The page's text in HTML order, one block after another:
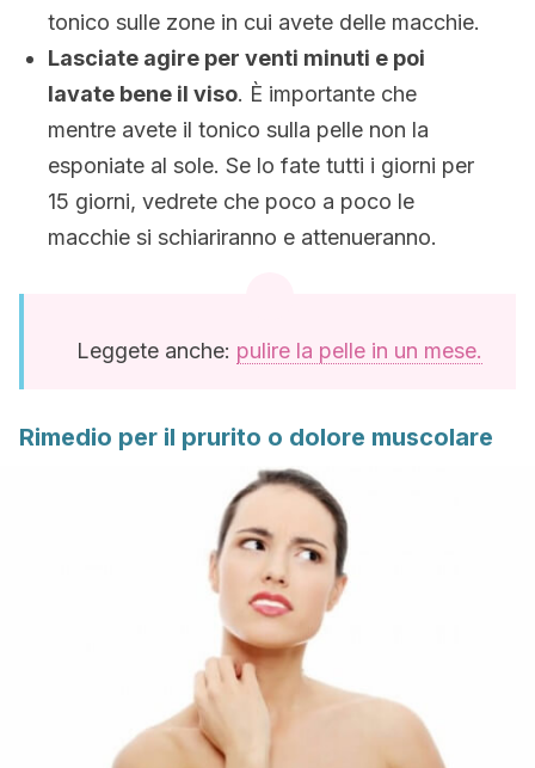
tonico sulle zone in cui avete delle macchie.
Lasciate agire per venti minuti e poi
lavate bene il viso. È importante che
mentre avete il tonico sulla pelle non la
esponiate al sole. Se lo fate tutti i giorni per
15 giorni, vedrete che poco a poco le
macchie si schiariranno e attenueranno.
Leggete anche: pulire la pelle in un mese.
Rimedio per il prurito o dolore muscolare